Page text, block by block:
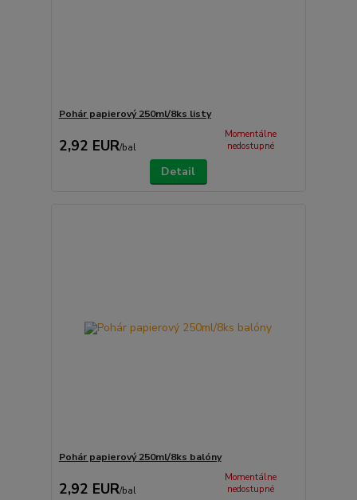
Pohár papierový 250ml/8ks listy
2,92 EUR/bal
Momentálne
nedostupné
Detail
Pohár papierový 250ml/8ks balóny
2,92 EUR/bal
Momentálne
nedostupné